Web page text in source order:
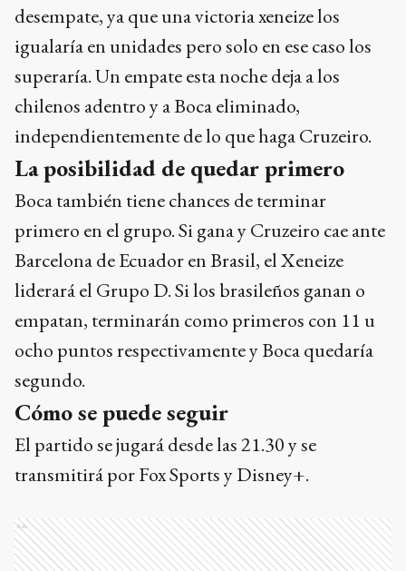
desempate, ya que una victoria xeneize los
igualaría en unidades pero solo en ese caso los
superaría. Un empate esta noche deja a los
chilenos adentro y a Boca eliminado,
independientemente de lo que haga Cruzeiro.
La posibilidad de quedar primero
Boca también tiene chances de terminar
primero en el grupo. Si gana y Cruzeiro cae ante
Barcelona de Ecuador en Brasil, el Xeneize
liderará el Grupo D. Si los brasileños ganan o
empatan, terminarán como primeros con 11 u
ocho puntos respectivamente y Boca quedaría
segundo.
Cómo se puede seguir
El partido se jugará desde las 21.30 y se
transmitirá por Fox Sports y Disney+.
Ads